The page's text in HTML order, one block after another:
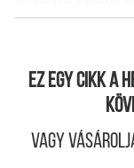
tevékenységi
Ez egy cikk a
Vagy